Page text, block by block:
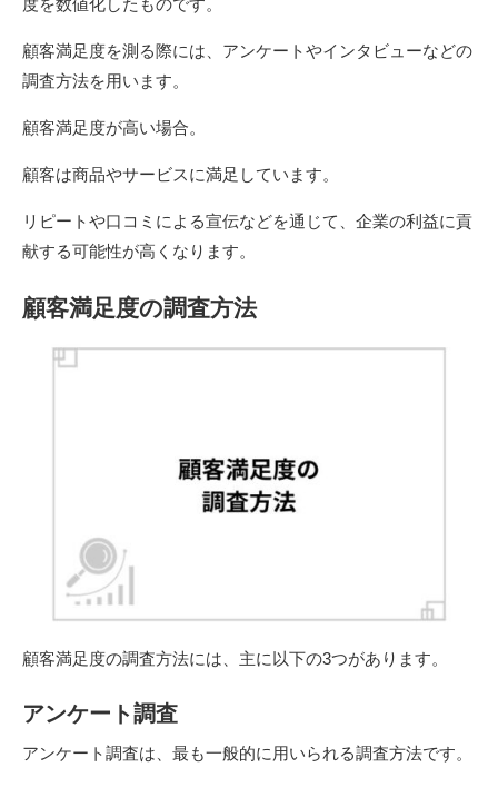
顧客満足度を測る際には、アンケートやインタビューなどの
調査方法を用います。
顧客満足度が高い場合。
顧客は商品やサービスに満足しています。
リピートや口コミによる宣伝などを通じて、企業の利益に貢
献する可能性が高くなります。
顧客満足度の調査方法
顧客満足度の調査方法には、主に以下の3つがあります。
アンケート調査
アンケート調査は、最も一般的に用いられる調査方法です。